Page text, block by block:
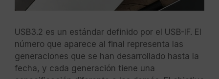
USB3.2 es un estándar definido por el USB-IF. El
número que aparece al final representa las
generaciones que se han desarrollado hasta la
fecha, y cada generación tiene una